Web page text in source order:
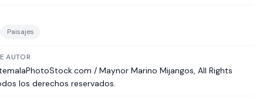
Paisajes
AUTOR
/ Maynor Marino Mijangos, All Rights
los derechos reservados.